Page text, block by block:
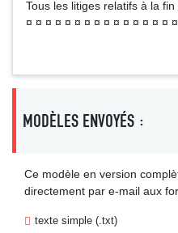
Tous les litiges relatifs à la
¤ ¤ ¤ ¤ ¤ ¤ ¤ ¤ ¤ ¤ ¤ ¤ ¤ ¤ ¤ ¤ .
MODÈLES ENVOYÉS :
Ce modèle en version
directement par e-mail aux
texte simple (.txt)